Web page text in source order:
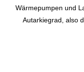
Wärmepumpen und
Autarkiegrad, also